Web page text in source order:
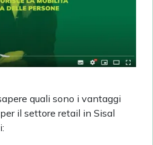
quali sono i vantaggi
il settore retail in Sisal